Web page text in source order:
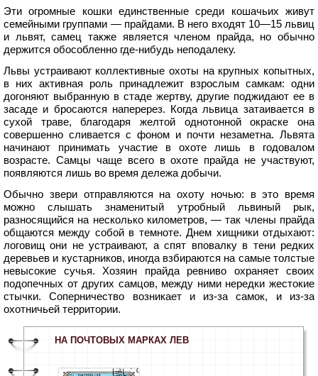
Эти огромные кошки единственные среди кошачьих живут
семейными группами — прайдами. В него входят 10—15 львиц
и львят, самец также является членом прайда, но обычно
держится обособленно где-нибудь неподалеку.
Львы устраивают коллективные охоты на крупных копытных,
в них активная роль принадлежит взрослым самкам: одни
догоняют выбранную в стаде жертву, другие поджидают ее в
засаде и бросаются наперерез. Когда львица затаивается в
сухой траве, благодаря желтой однотонной окраске она
совершенно сливается с фоном и почти незаметна. Львята
начинают принимать участие в охоте лишь в годовалом
возрасте. Самцы чаще всего в охоте прайда не участвуют,
появляются лишь во время дележа добычи.
Обычно звери отправляются на охоту ночью: в это время
можно слышать знаменитый утробный львиный рык,
разносящийся на несколько километров, — так члены прайда
общаются между собой в темноте. Днем хищники отдыхают:
логовищ они не устраивают, а спят вповалку в тени редких
деревьев и кустарников, иногда взбираются на самые толстые
невысокие сучья. Хозяин прайда ревниво охраняет своих
подопечных от других самцов, между ними нередки жестокие
стычки. Соперничество возникает и из-за самок, и из-за
охотничьей территории.
НА ПОЧТОВЫХ МАРКАХ ЛЕВ